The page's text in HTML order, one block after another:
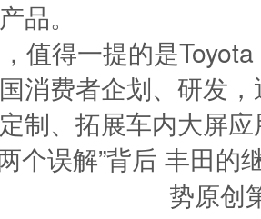
品。
值得一提的是
消费者企划、研发
制、拓展车内大屏